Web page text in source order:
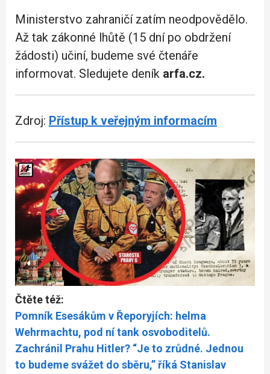
Ministerstvo zahraničí zatím neodpovědělo.
Až tak zákonné lhůtě (15 dní po obdržení
žádosti) učiní, budeme své čtenáře
informovat. Sledujete deník arfa.cz.
Zdroj: Přístup k veřejným informacím
Čtěte též:
Pomník Esesákům v Řeporyjích: helma
Wehrmachtu, pod ní tank osvoboditelů.
Zachránil Prahu Hitler? “Je to zrůdné. Jednou
to budeme svážet do sběru,” říká Stanislav